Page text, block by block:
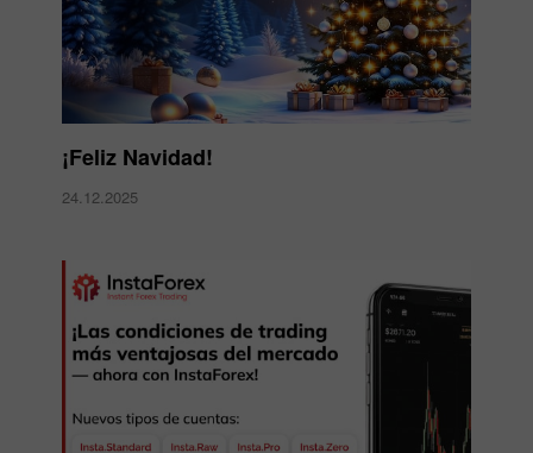
¡Feliz Navidad!
24.12.2025